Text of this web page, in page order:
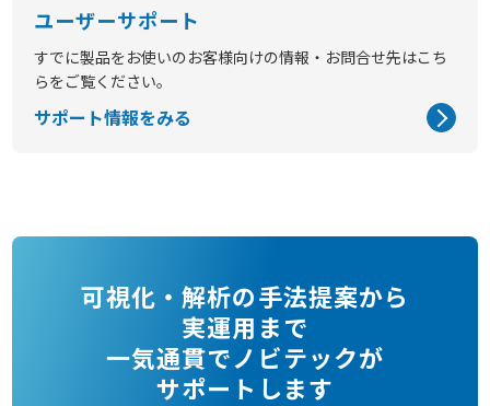
ユーザーサポート
すでに製品をお使いのお客様向けの情報・お問合せ先はこち
らをご覧ください。
サポート情報をみる
可視化・解析の手法提案から
実運用まで
一気通貫でノビテックが
サポートします